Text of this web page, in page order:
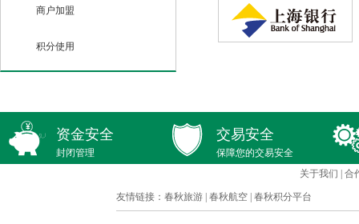
商户加盟
积分使用
资金安全
封闭管理
交易安全
保障您的交易安全
关于我们
合
友情链接： 春秋旅游 春秋航空 春秋积分平台